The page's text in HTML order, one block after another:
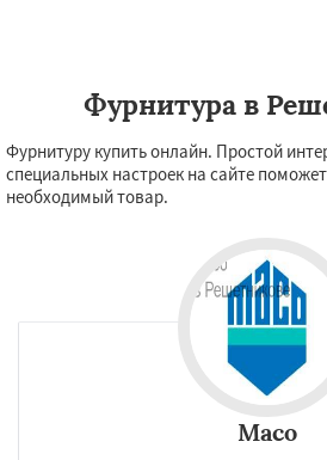
Фурнитура в
Фурнитуру купить онлайн. Простой
специальных настроек на сайте
необходимый товар.
Maco